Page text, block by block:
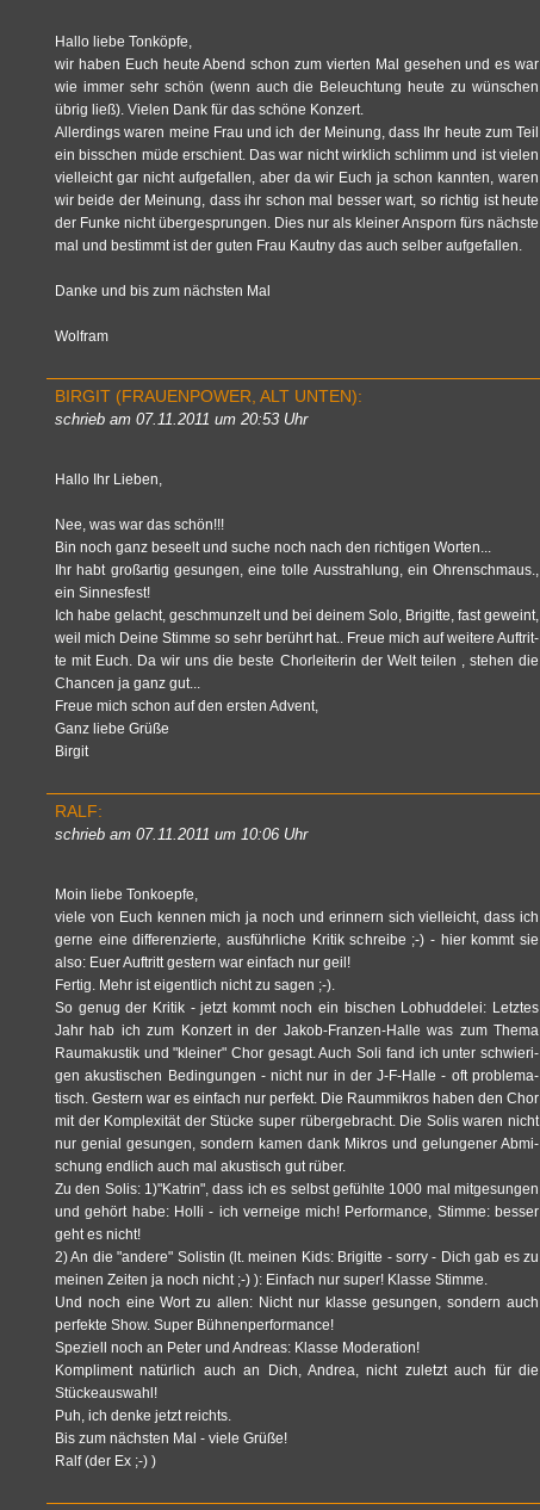
Hallo liebe Tonköpfe,
wir haben Euch heute Abend schon zum vier­ten Mal ge­se­hen und es war
wie immer sehr schön (wenn auch die Be­leuch­tung heute zu wünschen
übrig ließ). Vie­len Dank für das schöne Kon­zert.
Al­ler­dings waren meine Frau und ich der Mei­nung, dass Ihr heute zum Teil
ein biss­chen müde er­schient. Das war nicht wirk­lich schlimm und ist vie­len
viel­leicht gar nicht auf­ge­fal­len, aber da wir Euch ja schon kann­ten, waren
wir beide der Mei­nung, dass ihr schon mal bes­ser wart, so rich­tig ist heute
der Funke nicht über­ge­sprun­gen. Dies nur als klei­ner An­sporn fürs nächste
mal und be­stimmt ist der guten Frau Kau­t­ny das auch sel­ber auf­ge­fal­len.
Danke und bis zum nächs­ten Mal
Wolf­ram
BIR­GIT (FRAU­EN­POWER, ALT UNTEN):
schrieb am 07.11.2011 um 20:53 Uhr
Hallo Ihr Lie­ben,
Nee, was war das schön!!!
Bin noch ganz be­seelt und suche noch nach den rich­ti­gen Wor­ten...
Ihr habt großartig ge­sun­gen, eine tolle Aus­strah­lung, ein Oh­ren­schmaus.,
ein Sin­nes­fest!
Ich habe ge­lacht, ge­schmun­zelt und bei dei­nem Solo, Bri­git­te, fast ge­weint,
weil mich Deine Stim­me so sehr berührt hat.. Freue mich auf wei­te­re Auf­trit­
te mit Euch. Da wir uns die beste Chor­lei­te­rin der Welt tei­len , ste­hen die
Chan­cen ja ganz gut...
Freue mich schon auf den ers­ten Ad­vent,
Ganz liebe Grüße
Bir­git
RALF:
schrieb am 07.11.2011 um 10:06 Uhr
Moin liebe Ton­ko­e­p­fe,
viele von Euch ken­nen mich ja noch und er­in­nern sich viel­leicht, dass ich
gerne eine dif­fe­ren­zier­te, ausführ­li­che Kri­tik schrei­be ;-) - hier kommt sie
also: Euer Auf­tritt ges­tern war ein­fach nur geil!
Fer­tig. Mehr ist ei­gent­lich nicht zu sagen ;-).
So genug der Kri­tik - jetzt kommt noch ein bi­schen Lob­hud­de­lei: Letz­tes
Jahr hab ich zum Kon­zert in der Ja­kob-Fran­zen-Hal­le was zum Thema
Raum­akus­tik und "klei­ner" Chor ge­sagt. Auch Soli fand ich unter schwie­ri­
gen akus­ti­schen Be­din­gun­gen - nicht nur in der J-F-Hal­le - oft pro­ble­ma­
tisch. Ges­tern war es ein­fach nur per­fekt. Die Raum­mi­kros haben den Chor
mit der Kom­ple­xität der Stücke super rüber­ge­bracht. Die Solis waren nicht
nur ge­ni­al ge­sun­gen, son­dern kamen dank Mi­kros und ge­lun­ge­ner Ab­mi­
schung end­lich auch mal akus­tisch gut rüber.
Zu den Solis: 1)"Kat­rin", dass ich es selbst gefühlte 1000 mal mit­ge­sun­gen
und gehört habe: Holli - ich ver­nei­ge mich! Per­for­mance, Stim­me: bes­ser
geht es nicht!
2) An die "an­de­re" So­lis­tin (lt. mei­nen Kids: Bri­git­te - sorry - Dich gab es zu
mei­nen Zei­ten ja noch nicht ;-) ): Ein­fach nur super! Klas­se Stim­me.
Und noch eine Wort zu allen: Nicht nur klas­se ge­sun­gen, son­dern auch
per­fek­te Show. Super Bühnen­per­for­mance!
Spe­zi­ell noch an Peter und An­dre­as: Klas­se Mo­de­ra­ti­on!
Kom­pli­ment natürlich auch an Dich, An­drea, nicht zu­letzt auch für die
Stücke­aus­wahl!
Puh, ich denke jetzt reichts.
Bis zum nächs­ten Mal - viele Grüße!
Ralf (der Ex ;-) )